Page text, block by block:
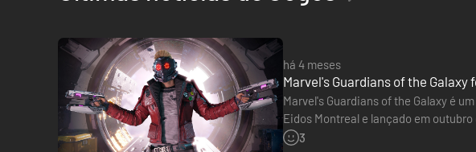
há 4 meses
Marvel's Guardians of the Galaxy
Marvel's Guardians of the Galaxy é
Eidos Montreal e lançado em
a uma nova consola. Com…
3